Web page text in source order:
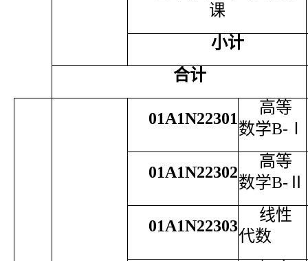
课
小计
合计
01A1N22301
高等
数学B-
01A1N22302
高等
数学B-
01A1N22303
线性
代数